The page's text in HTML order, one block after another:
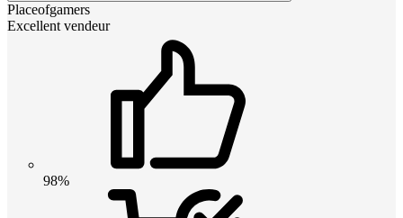
Placeofgamers
Excellent vendeur
98%